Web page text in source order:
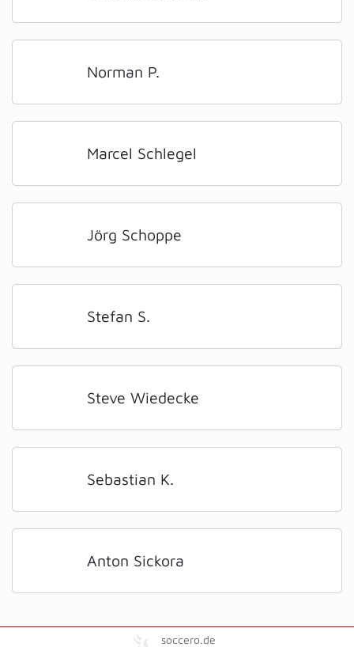
Norman P.
Marcel Schlegel
Jörg Schoppe
Stefan S.
Steve Wiedecke
Sebastian K.
Anton Sickora
soccero.de